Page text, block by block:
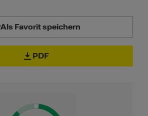
Als Favorit speichern
PDF